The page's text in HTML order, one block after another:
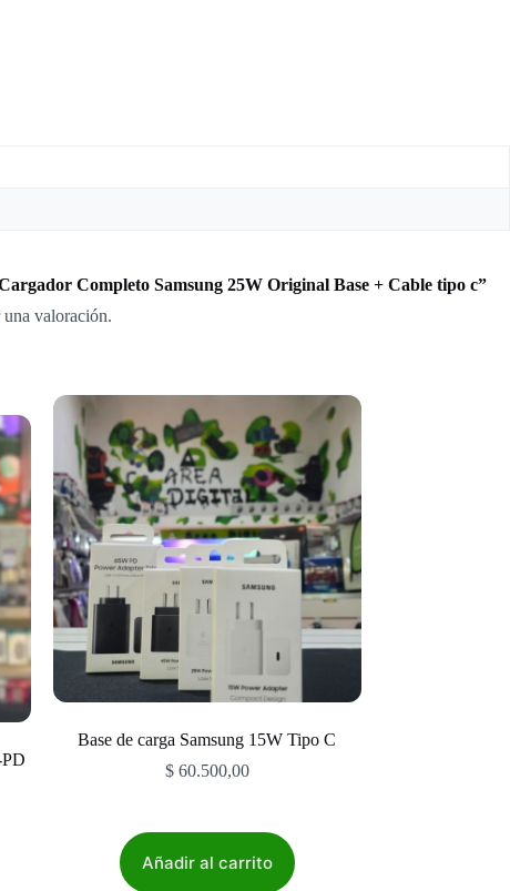
Completo Samsung 25W Original Base + Cable tipo c”
valoración.
Base de carga Samsung 15W Tipo C
$60.500,00
Añadir al carrito